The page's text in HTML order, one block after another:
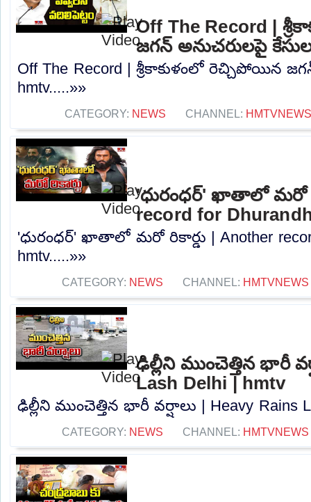
Off The Record |
జగన్ అనుచరులపై
Off The Record | శ్రీకాకుళంలో రెచ్చిపోయిన
hmtv.....»»
CATEGORY: NEWS CHANNEL: HMTVNEWS
'ధురంధర్‌' ఖాతాలో మరో
record for
'ధురంధర్‌' ఖాతాలో మరో రికార్డు | Another
hmtv.....»»
CATEGORY: NEWS CHANNEL: HMTVNEWS
ఢిల్లీని ముంచెత్తిన భారీ
Lash Delhi | hmtv
ఢిల్లీని ముంచెత్తిన భారీ వర్షాలు | Heavy Rains
CATEGORY: NEWS CHANNEL: HMTVNEWS